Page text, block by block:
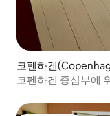
코펜하겐
코펜하겐 중심부에